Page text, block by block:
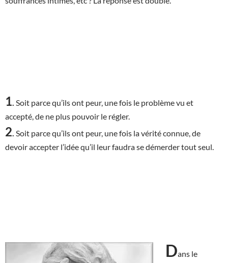
1 Soit parce qu’ils ont peur, une fois le problème vu et
accepté, de ne plus pouvoir le régler.
2 Soit parce qu’ils ont peur, une fois la vérité connue, de
devoir accepter l’idée qu’il leur faudra se démerder tout seul.
Dans le